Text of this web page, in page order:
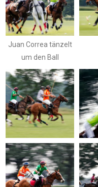
Juan Correa tänzelt
um den Ball